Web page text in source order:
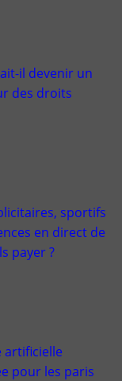
il devenir un
des droits
sportifs
en direct de
payer ?
artificielle
pour les paris